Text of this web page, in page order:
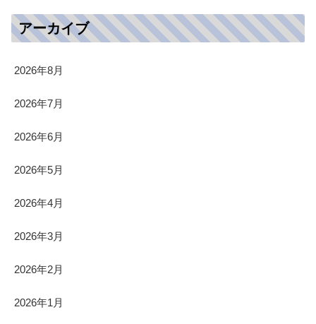
アーカイブ
2026年8月
2026年7月
2026年6月
2026年5月
2026年4月
2026年3月
2026年2月
2026年1月